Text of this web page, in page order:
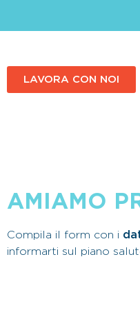
LAVORA CON NOI
AMIAMO
Compila il form con i
informarti sul piano